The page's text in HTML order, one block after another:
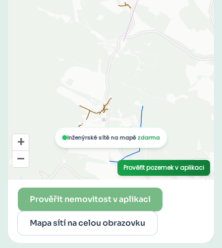
Prověřit nemovitost v aplikaci
Mapa sítí na celou obrazovku